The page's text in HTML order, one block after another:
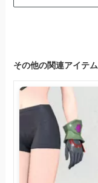
その他の関連アイテム